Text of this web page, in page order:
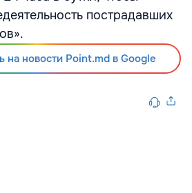
пострадавших
на новости Point.md в Google